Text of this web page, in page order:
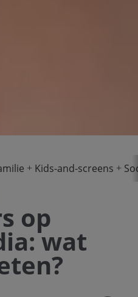
Kids-and-screens
op
wat